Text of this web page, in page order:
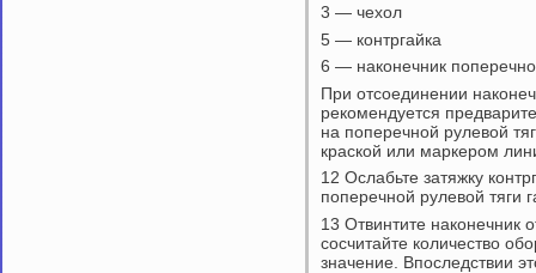
3 — чехол
5 — контргайка
6 — наконечник
При отсоединении
рекомендуется
на поперечной рулевой
краской или маркером
12 Ослабьте затяжку
поперечной рулевой тяги
13 Отвинтите наконечник
сосчитайте количество
значение. Впоследствии